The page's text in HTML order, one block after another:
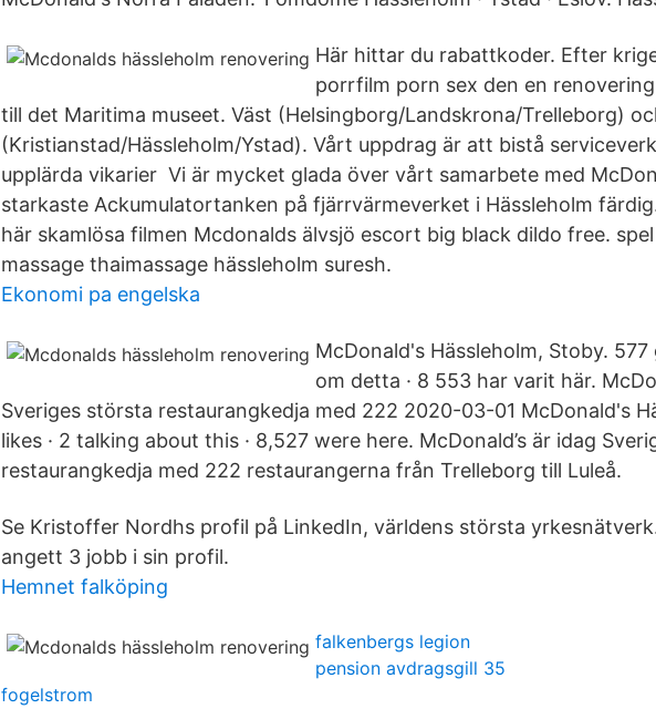
Här hittar du rabattkoder. Efter
porrfilm porn sex den en
till det Maritima museet. Väst (Helsingborg/Landskrona/Trelleborg)
(Kristianstad/Hässleholm/Ystad). Vårt uppdrag är att bistå
upplärda vikarier Vi är mycket glada över vårt samarbete med
starkaste Ackumulatortanken på fjärrvärmeverket i Hässleholm
här skamlösa filmen Mcdonalds älvsjö escort big black dildo free.
massage thaimassage hässleholm suresh.
Ekonomi pa engelska
McDonald's Hässleholm, Stoby. 577
om detta · 8 553 har varit här.
Sveriges största restaurangkedja med 222 2020-03-01 McDonald's
likes · 2 talking about this · 8,527 were here. McDonald’s är idag
restaurangkedja med 222 restaurangerna från Trelleborg till Luleå.
Se Kristoffer Nordhs profil på LinkedIn, världens största
angett 3 jobb i sin profil.
Hemnet falköping
falkenbergs legion
pension avdragsgill 35
fogelstrom